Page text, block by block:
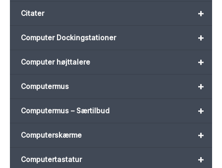
+
Citater
+
Computer Dockingstationer
+
Computer højttalere
+
Computermus
+
Computermus – Særtilbud
+
Computerskærme
+
Computertastatur